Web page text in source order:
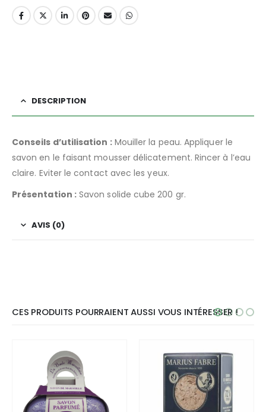
DESCRIPTION
Conseils d’utilisation :Mouiller la peau. Appliquer le
savon en le faisant mousser délicatement. Rincer à l’eau
claire. Eviter le contact avec les yeux.
Présentation :Savon solide cube 200 gr.
AVIS (0)
CES PRODUITS POURRAIENT AUSSI VOUS INTÉRESSER !